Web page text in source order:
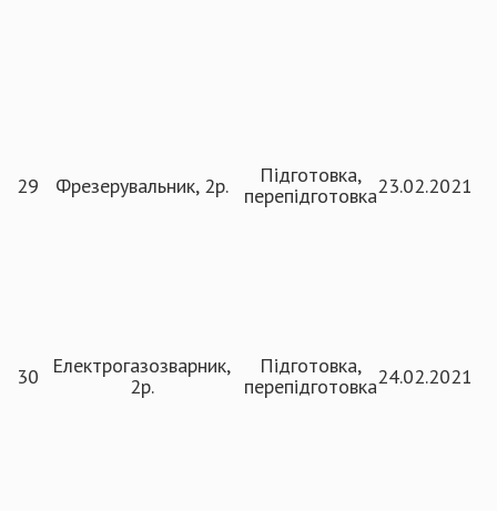
29 Фрезерувальник, 2р.
Підготовка,
перепідготовка23.02.2021
30
Електрогазозварник,
2р.
Підготовка,
перепідготовка24.02.2021